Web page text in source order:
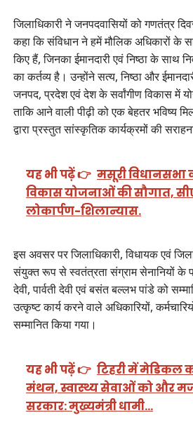
जिलाधिकारी ने जनपदवासियों को गणतंत्र
कहा कि संविधान ने हमें मौलिक अधिकारों के
किए हैं, जिनका ईमानदारी एवं निष्ठा के साथ
का कर्तव्य है। उन्होंने सत्य, निष्ठा और
जनपद, प्रदेश एवं देश के सर्वांगीण विकास में
ताकि आने वाली पीढ़ी को एक बेहतर भविष्य
द्वारा प्रस्तुत सांस्कृतिक कार्यक्रमों की
यह भी पढ़ें 👉 मसूरी विधानसभा
विकास योजनाओं की सौगात,
लोकार्पण-शिलान्यास.
इस अवसर पर जिलाधिकारी, विधायक एवं जिला
संयुक्त रूप से स्वतंत्रता संग्राम सेनानियों के
देवी, पार्वती देवी एवं बसंत बल्लभ पांडे को
उत्कृष्ट कार्य करने वाले अधिकारियों,
सम्मानित किया गया।
यह भी पढ़ें 👉 टिहरी में मेडिकल
मंथन, स्वास्थ्य सेवाओं को और
सरकार: मुख्यमंत्री धामी…